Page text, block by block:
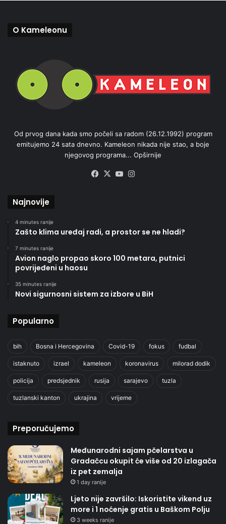
O Kameleonu
Od prvog dana kada smo počeli sa radom (26.12.1992) program
emitujemo 24 sata dnevno. Kameleon nikada nije stao, a boje
njegovog programa... Opširnije
Facebook
X YouTube
Najnovije
4 minutes ranije
Zašto klima uređaj radi, a prostor se ne hladi?
7 minutes ranije
Avion naglo propao skoro 100 metara, putnici
povrijeđeni u haosu
35 minutes ranije
Novi sigurnosni sistem za izbore u BiH
Popularno
bih Bosna i Hercegovina Covid-19 fokus fudbal
istaknuto izrael kameleon koronavirus milorad dodik
policija predsjednik rusija sarajevo tuzla
tuzlanski kanton ukrajina vrijeme
Preporučujemo
Međunarodni sajam pčelarstva u
Gradačcu okupit će više od 20 izlagača
iz pet zemalja
1 day ranije
Ljeto nije završilo: Iskoristite vikend uz
more i 1 noćenje gratis u Baškom Polju
3 weeks ranije